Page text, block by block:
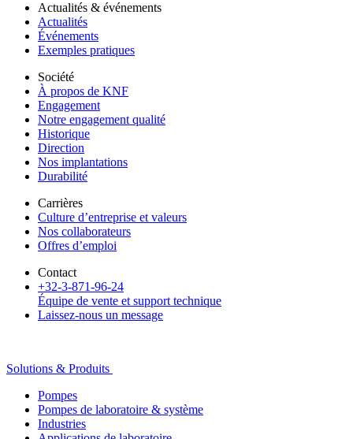
Actualités & événements
Actualités
Événements
Exemples pratiques
Société
À propos de KNF
Engagement
Notre engagement qualité
Historique
Direction
Nos implantations
Durabilité
Carrières
Culture d’entreprise et valeurs
Nos collaborateurs
Offres d’emploi
Contact
+32-3-871-96-24
Équipe de vente et support technique
Laissez-nous un message
Solutions & Produits
Pompes
Pompes de laboratoire & système
Industries